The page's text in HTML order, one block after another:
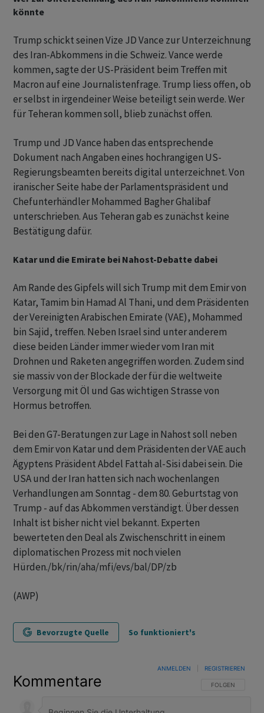
könnte
Trump schickt seinen Vize JD Vance zur Unterzeichnung
des Iran-Abkommens in die Schweiz. Vance werde
kommen, sagte der US-Präsident beim Treffen mit
Macron auf eine Journalistenfrage. Trump liess offen, ob
er selbst in irgendeiner Weise beteiligt sein werde. Wer
für Teheran kommen soll, blieb zunächst offen.
Trump und JD Vance haben das entsprechende
Dokument nach Angaben eines hochrangigen US-
Regierungsbeamten bereits digital unterzeichnet. Von
iranischer Seite habe der Parlamentspräsident und
Chefunterhändler Mohammed Bagher Ghalibaf
unterschrieben. Aus Teheran gab es zunächst keine
Bestätigung dafür.
Katar und die Emirate bei Nahost-Debatte dabei
Am Rande des Gipfels will sich Trump mit dem Emir von
Katar, Tamim bin Hamad Al Thani, und dem Präsidenten
der Vereinigten Arabischen Emirate (VAE), Mohammed
bin Sajid, treffen. Neben Israel sind unter anderem
diese beiden Länder immer wieder vom Iran mit
Drohnen und Raketen angegriffen worden. Zudem sind
sie massiv von der Blockade der für die weltweite
Versorgung mit Öl und Gas wichtigen Strasse von
Hormus betroffen.
Bei den G7-Beratungen zur Lage in Nahost soll neben
dem Emir von Katar und dem Präsidenten der VAE auch
Ägyptens Präsident Abdel Fattah al-Sisi dabei sein. Die
USA und der Iran hatten sich nach wochenlangen
Verhandlungen am Sonntag - dem 80. Geburtstag von
Trump - auf das Abkommen verständigt. Über dessen
Inhalt ist bisher nicht viel bekannt. Experten
bewerteten den Deal als Zwischenschritt in einem
diplomatischen Prozess mit noch vielen
Hürden./bk/rin/aha/mfi/evs/bal/DP/zb
(AWP)
Bevorzugte Quelle So funktioniert's
Kommentare FOLGE DIESER
FOLGEN
ANMELDEN REGISTRIEREN